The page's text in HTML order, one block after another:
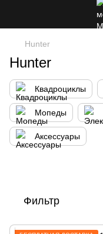
Hunter
Hunter
Квадроциклы
Мопеды
Аксессуары
Фильтр